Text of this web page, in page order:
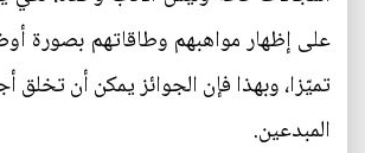
على إظهار مواهبهم وطاقاتهم بصورة
تميّزا، وبهذا فإن الجوائز يمكن أن تخلق
المبدعين.